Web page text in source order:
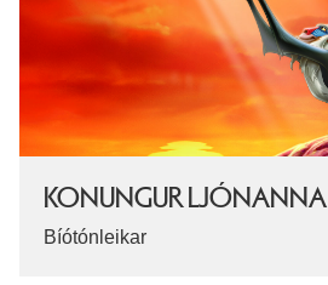
KONUNGUR LJÓNANNA
Bíótónleikar